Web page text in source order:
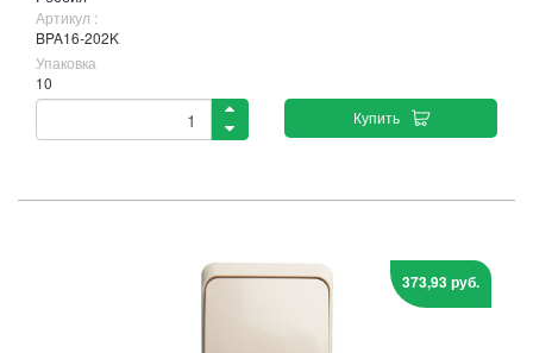
Артикул :
BPA16-202K
Упаковка
10
Купить
373,93 руб.